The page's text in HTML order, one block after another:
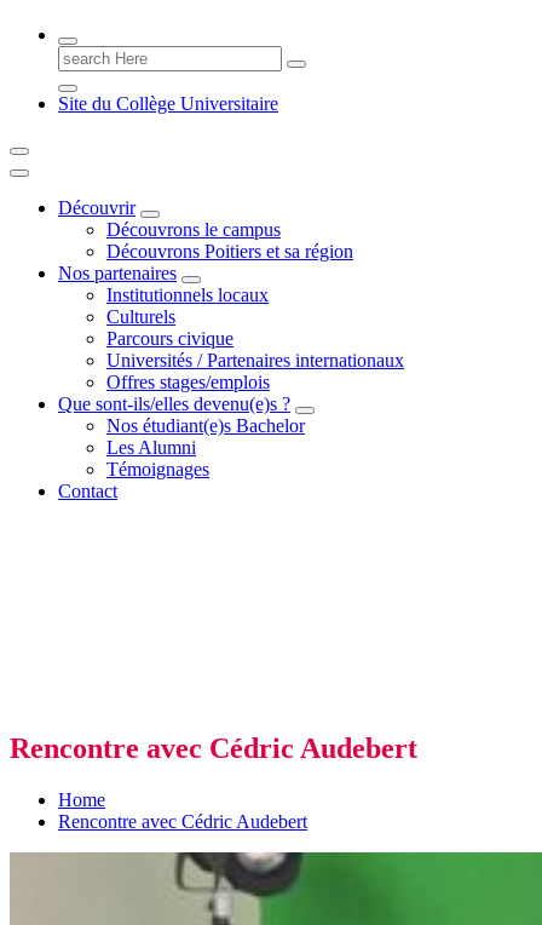
Poitiers presente !
Search
for:
Site du Collège Universitaire
Découvrir
Découvrons le campus
Découvrons Poitiers et sa région
Nos partenaires
Institutionnels locaux
Culturels
Parcours civique
Universités / Partenaires internationaux
Offres stages/emplois
Que sont-ils/elles devenu(e)s ?
Nos étudiant(e)s Bachelor
Les Alumni
Témoignages
Contact
Rencontre avec Cédric Audebert
Home
Rencontre avec Cédric Audebert